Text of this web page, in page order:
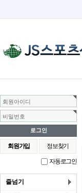
회원아이디
비밀번호
회원가입 정보찾기
자동로그인
줄넘기